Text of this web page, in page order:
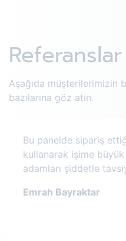
Referanslar
Aşağıda müşterilerimizin
bazılarına göz atın.
Bu panelde sipariş
kullanarak işime
adamları şiddetle
Emrah Bayraktar